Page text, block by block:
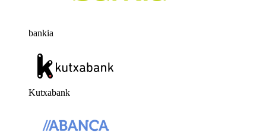
bankia
Kutxabank